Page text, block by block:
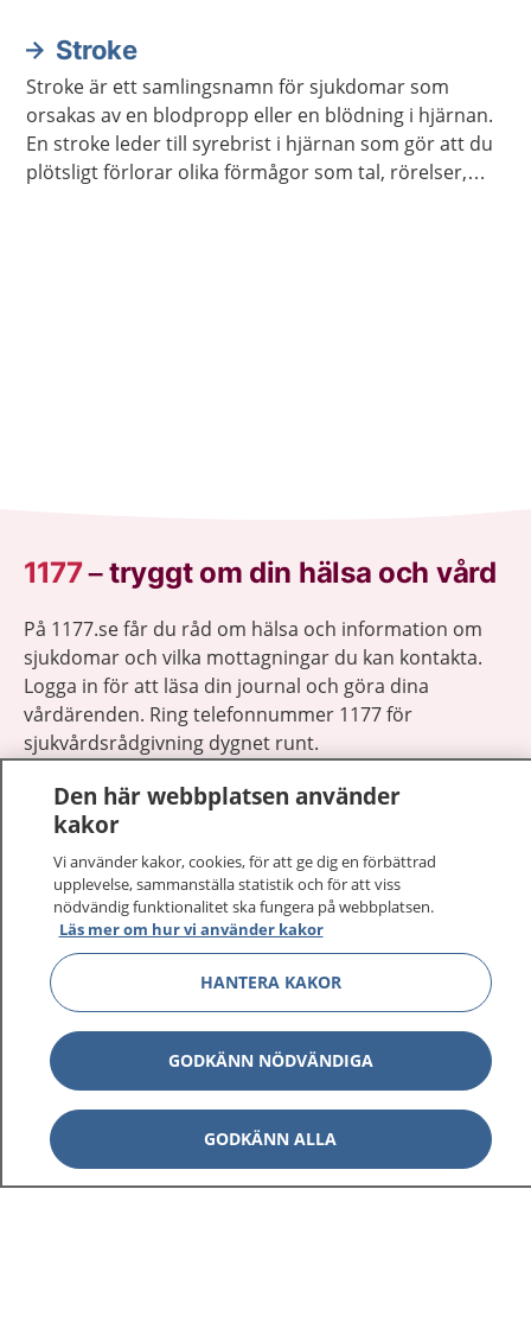
Stroke
Stroke är ett samlingsnamn för sjukdomar som
orsakas av en blodpropp eller en blödning i hjärnan.
En stroke leder till syrebrist i hjärnan som gör att du
plötsligt förlorar olika förmågor som tal, rörelser,
1177–tryggt om din hälsa och vård
På 1177.se får du råd om hälsa och information om
sjukdomar och vilka mottagningar du kan kontakta.
Logga in för att läsa din journal och göra dina
vårdärenden. Ring telefonnummer 1177 för
sjukvårdsrådgivning dygnet runt.
1177 på flera språk
Om 1177 Visa
Kontakt Visa
Behandling av personuppgifter
Den här webbplatsen använder
kakor
Vi använder kakor, cookies, för att ge dig en förbättrad
upplevelse, sammanställa statistik och för att viss
nödvändig funktionalitet ska fungera på webbplatsen.
Läs mer om hur vi använder kakor
HANTERA KAKOR
GODKÄNN NÖDVÄNDIGA
GODKÄNN ALLA